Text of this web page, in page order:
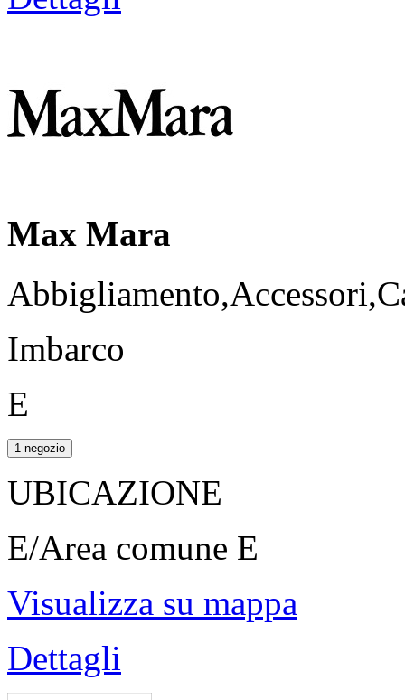
Max Mara
Imbarco
E
1 negozio
UBICAZIONE
E/Area comune E
Visualizza su mappa
Dettagli